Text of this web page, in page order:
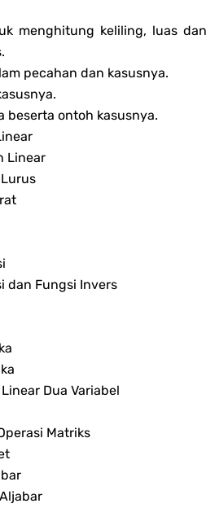
menghitung keliling, luas dan
pecahan dan kasusnya.
beserta ontoh kasusnya.
Linear
dan Fungsi Invers
Dua Variabel
Matriks